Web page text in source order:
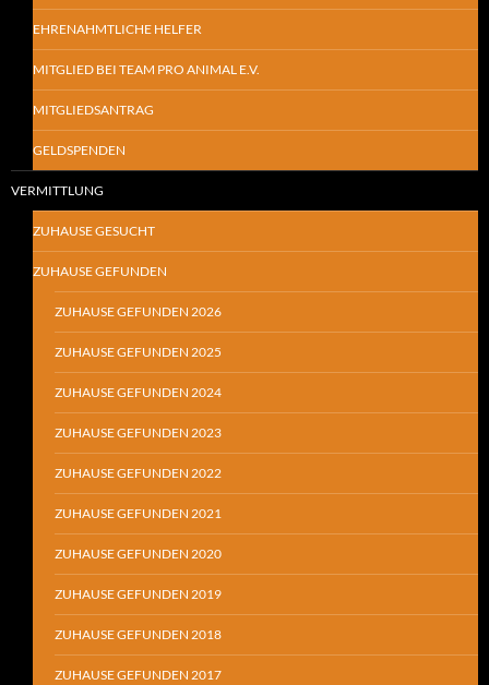
EHRENAHMTLICHE HELFER
MITGLIED BEI TEAM PRO ANIMAL E.V.
MITGLIEDSANTRAG
GELDSPENDEN
VERMITTLUNG
ZUHAUSE GESUCHT
ZUHAUSE GEFUNDEN
ZUHAUSE GEFUNDEN 2026
ZUHAUSE GEFUNDEN 2025
ZUHAUSE GEFUNDEN 2024
ZUHAUSE GEFUNDEN 2023
ZUHAUSE GEFUNDEN 2022
ZUHAUSE GEFUNDEN 2021
ZUHAUSE GEFUNDEN 2020
ZUHAUSE GEFUNDEN 2019
ZUHAUSE GEFUNDEN 2018
ZUHAUSE GEFUNDEN 2017